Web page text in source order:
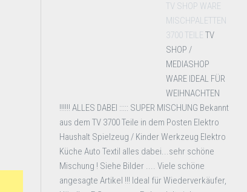
TV SHOP WARE
MISCHPALETTEN
3700 TEILE TV
SHOP /
MEDIASHOP
WARE IDEAL FÜR
WEIHNACHTEN
!!!!!! ALLES DABEI ::::: SUPER MISCHUNG Bekannt
aus dem TV 3700 Teile in dem Posten Elektro
Haushalt Spielzeug / Kinder Werkzeug Elektro
Küche Auto Textil alles dabei...sehr schöne
Mischung ! Siehe Bilder .... Viele schöne
angesagte Artikel !!! Ideal für Wiederverkäufer,